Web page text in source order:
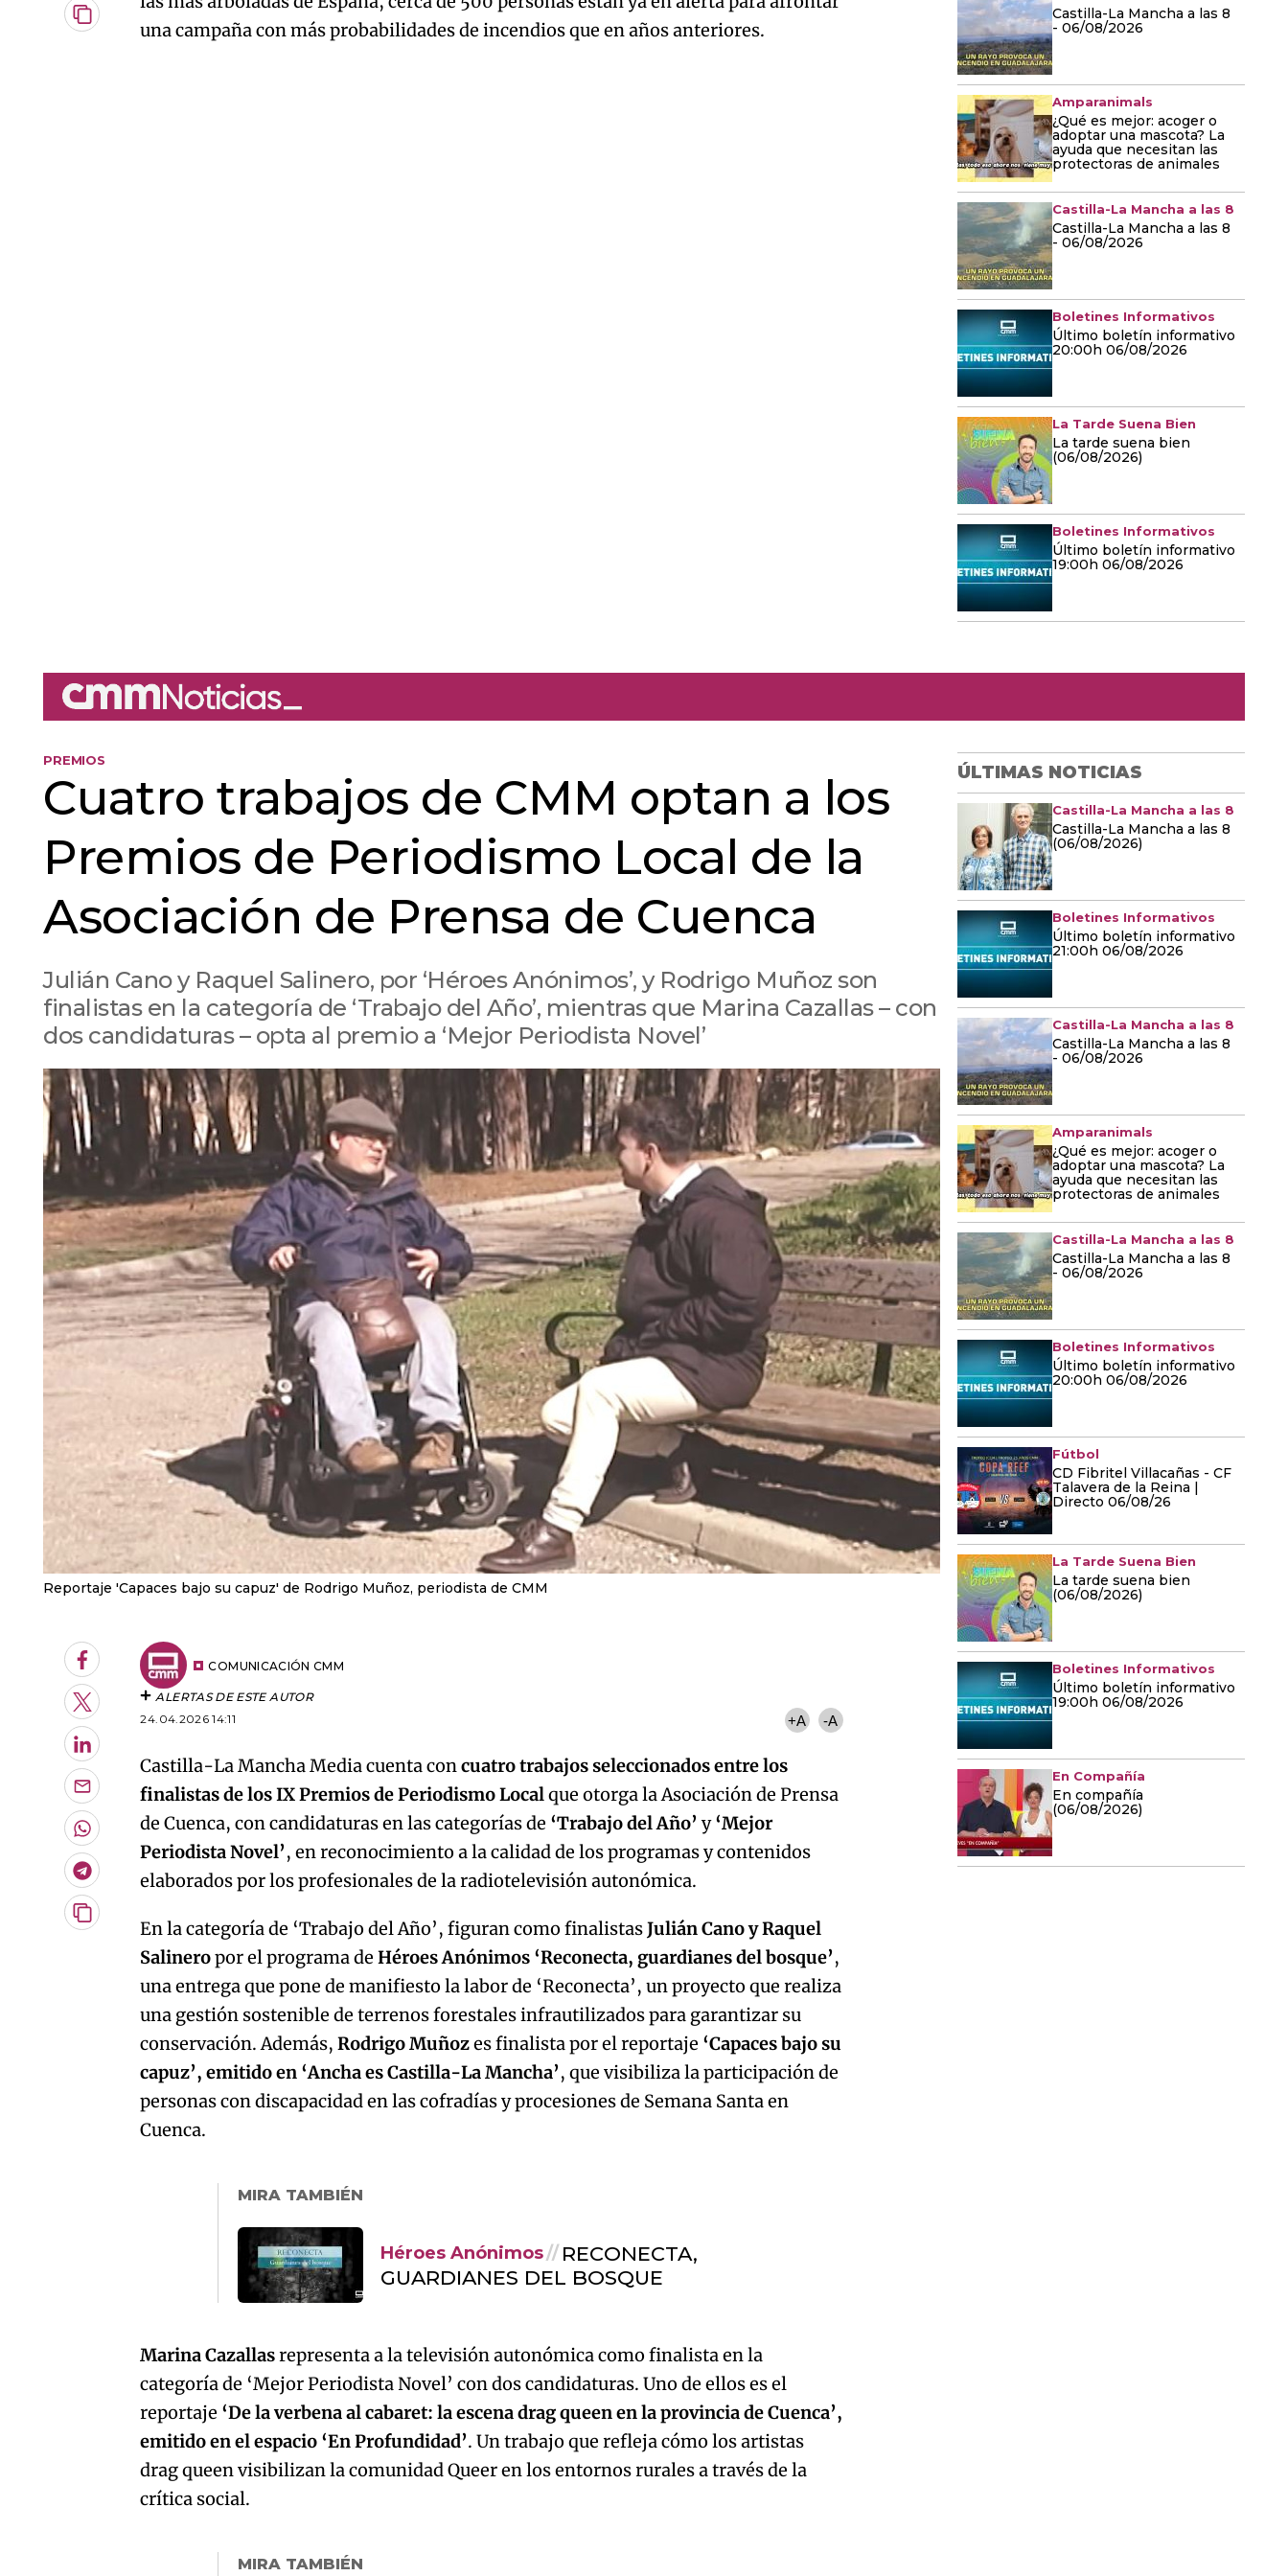
Copiar
una campaña con más probabilidades de incendios que en años anteriores.
Castilla-La Mancha a las 8
- 06/08/2026
Amparanimals
¿Qué es mejor: acoger o
adoptar una mascota? La
ayuda que necesitan las
protectoras de animales
Castilla-La Mancha a las 8
Castilla-La Mancha a las 8
- 06/08/2026
Boletines Informativos
Último boletín informativo
20:00h 06/08/2026
La Tarde Suena Bien
La tarde suena bien
(06/08/2026)
Boletines Informativos
Último boletín informativo
19:00h 06/08/2026
PREMIOS
Cuatro trabajos de CMM optan a los
Premios de Periodismo Local de la
Asociación de Prensa de Cuenca
Julián Cano y Raquel Salinero, por ‘Héroes Anónimos’, y Rodrigo Muñoz son
finalistas en la categoría de ‘Trabajo del Año’, mientras que Marina Cazallas – con
dos candidaturas – opta al premio a ‘Mejor Periodista Novel’
Reportaje 'Capaces bajo su capuz' de Rodrigo Muñoz, periodista de CMM
Facebook
Twitter
LinkedIn
Enviar
por
Email
Whatsapp
Telegram
Copiar
COMUNICACIÓN CMM
ALERTAS DE ESTE AUTOR
24.04.2026 14:11
+A -A
Castilla-La Mancha Media cuenta concuatro trabajos seleccionados entre los
finalistas de los IX Premios de Periodismo Localque otorga la Asociación de Prensa
de Cuenca, con candidaturas en las categorías de ‘Trabajo del Año’ y‘Mejor
Periodista Novel’, en reconocimiento a la calidad de los programas y contenidos
elaborados por los profesionales de la radiotelevisión autonómica.
En la categoría de ‘Trabajo del Año’, figuran como finalistasJulián Cano y Raquel
Salineropor el programa deHéroes Anónimos ‘Reconecta, guardianes del bosque’,
una entrega que pone de manifiesto la labor de ‘Reconecta’, un proyecto que realiza
una gestión sostenible de terrenos forestales infrautilizados para garantizar su
conservación. Además,Rodrigo Muñozes finalista por el reportaje ‘Capaces bajo su
capuz’, emitido en ‘Ancha es Castilla-La Mancha’, que visibiliza la participación de
personas con discapacidad en las cofradías y procesiones de Semana Santa en
Cuenca.
MIRA TAMBIÉN
Héroes Anónimos
RECONECTA,
GUARDIANES DEL BOSQUE
Marina Cazallasrepresenta a la televisión autonómica como finalista en la
categoría de ‘Mejor Periodista Novel’ con dos candidaturas. Uno de ellos es el
reportaje ‘De la verbena al cabaret: la escena drag queen en la provincia de Cuenca’,
emitido en el espacio ‘En Profundidad’. Un trabajo que refleja cómo los artistas
drag queen visibilizan la comunidad Queer en los entornos rurales a través de la
crítica social.
MIRA TAMBIÉN
ÚLTIMAS NOTICIAS
Castilla-La Mancha a las 8
Castilla-La Mancha a las 8
(06/08/2026)
Boletines Informativos
Último boletín informativo
21:00h 06/08/2026
Castilla-La Mancha a las 8
Castilla-La Mancha a las 8
- 06/08/2026
Amparanimals
¿Qué es mejor: acoger o
adoptar una mascota? La
ayuda que necesitan las
protectoras de animales
Castilla-La Mancha a las 8
Castilla-La Mancha a las 8
- 06/08/2026
Boletines Informativos
Último boletín informativo
20:00h 06/08/2026
Fútbol
CD Fibritel Villacañas - CF
Talavera de la Reina |
Directo 06/08/26
La Tarde Suena Bien
La tarde suena bien
(06/08/2026)
Boletines Informativos
Último boletín informativo
19:00h 06/08/2026
En Compañía
En compañía
(06/08/2026)